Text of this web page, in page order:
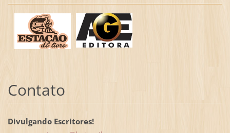
Contato
Divulgando Escritores!